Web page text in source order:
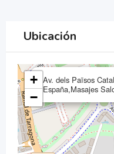
Ubicación
Av. dels Països
España,Masajes
+
−